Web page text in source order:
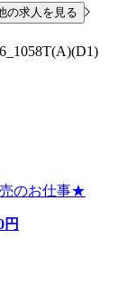
の求人を見る
のお仕事★
円